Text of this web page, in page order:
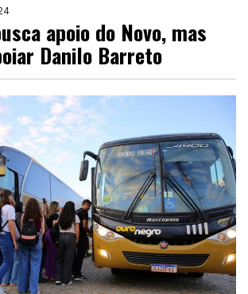
apoio do Novo, mas
Danilo Barreto